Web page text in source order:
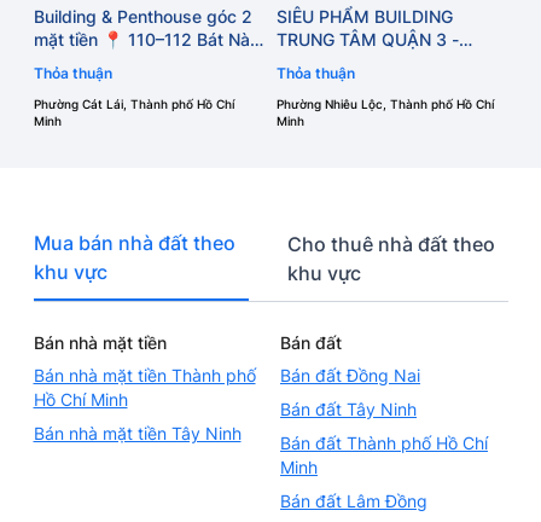
SIÊU PHẨM BUILDING
TRUNG TÂM QUẬN 3 -
PHƯỜNG NHIÊU LỘC - TP.
HCM
Thỏa thuận
Phường Nhiêu Lộc, Thành phố Hồ Chí
Minh
Mua bán nhà đất theo
khu vực
Cho thuê nhà đất theo
khu vực
Bán nhà mặt tiền
Bán nhà mặt tiền Thành phố
Hồ Chí Minh
Bán nhà mặt tiền Tây Ninh
Bán đất
Bán đất Đồng Nai
Bán đất Tây Ninh
Bán đất Thành phố Hồ Chí
Minh
Bán đất Lâm Đồng